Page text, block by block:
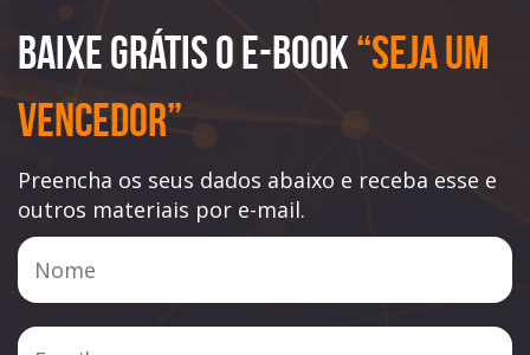
Baixe Grátis o e-book“Seja Um
Vencedor”
Preencha os seus dados abaixo e receba esse e
outros materiais por e-mail.